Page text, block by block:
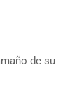
de su